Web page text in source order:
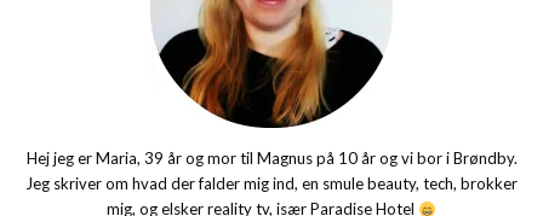
Hej jeg er Maria, 39 år og mor til Magnus på 10 år og vi bor i Brøndby.
Jeg skriver om hvad der falder mig ind, en smule beauty, tech, brokker
mig, og elsker reality tv, især Paradise Hotel